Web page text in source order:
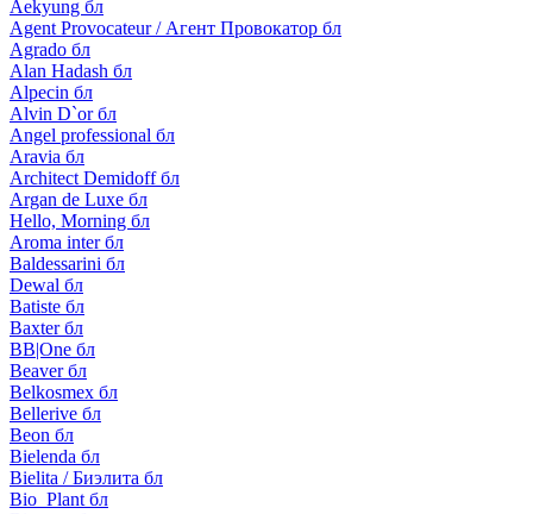
Aekyung бл
Agent Provocateur / Агент Провокатор бл
Agrado бл
Alan Hadash бл
Alpecin бл
Alvin D`or бл
Angel professional бл
Aravia бл
Architect Demidoff бл
Argan de Luxe бл
Hello, Morning бл
Aroma inter бл
Baldessarini бл
Dewal бл
Batiste бл
Baxter бл
BB|One бл
Beaver бл
Belkosmex бл
Bellerive бл
Beon бл
Bielenda бл
Bielita / Биэлита бл
Bio_Plant бл